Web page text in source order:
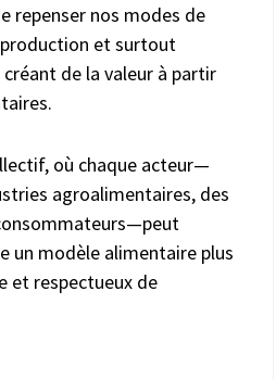
repenser nos modes de
et surtout
de la valeur à partir
où chaque acteur—
agroalimentaires, des
un modèle alimentaire plus
et respectueux de